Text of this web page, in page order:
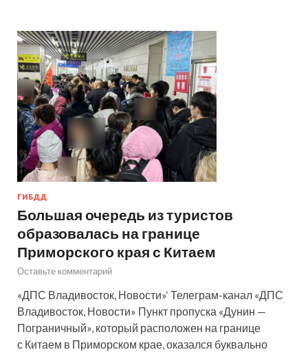
ГИБДД
Большая очередь из туристов
образовалась на границе
Приморского края с Китаем
Оставьте комментарий
«ДПС Владивосток, Новости»‘ Телеграм-канал «ДПС
Владивосток, Новости» Пункт пропуска «Дунин —
Пограничный», который расположен на границе
с Китаем в Приморском крае, оказался буквально